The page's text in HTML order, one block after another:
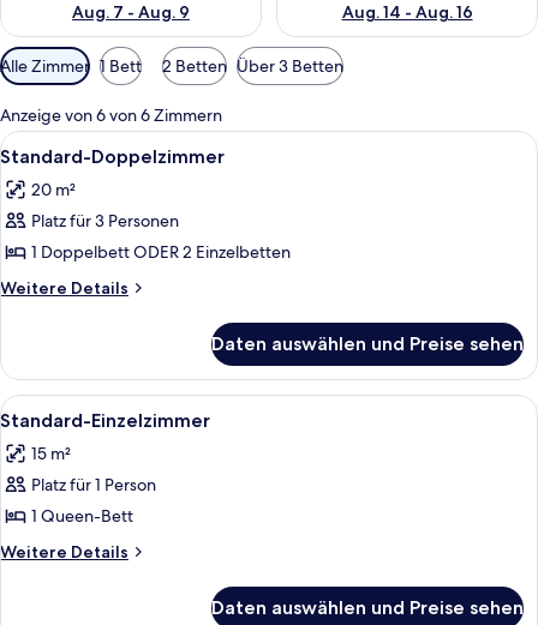
Aug. 7 - Aug. 9
Aug. 14 - Aug. 16
Verfügbare
Filter
für
Zimmer
Alle Zimmer 1 Bett 2 Betten Über 3 Betten
Anzeige von 6 von 6 Zimmern
Alle
Fotos
für
Standard-
Doppelzimmer
anzeigen
Ein modernes Hotelzimmer mit
6
Standard-Doppelzimmer
20 m²
Platz für 3 Personen
1 Doppelbett ODER 2 Einzelbetten
Weitere Details
Weitere
Doppelzimmer
Daten auswählen und Preise sehen
Alle
Fotos
für
Standard-
Einzelzimmer
anzeigen
Ein modernes Hotelzimmer mit
6
Standard-Einzelzimmer
15 m²
Platz für 1 Person
1 Queen-Bett
Weitere Details
Weitere
Daten auswählen und Preise sehen